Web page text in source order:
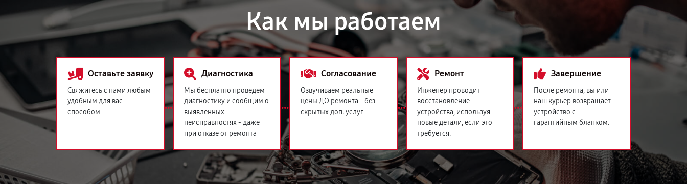
Как мы работаем
Оставьте заявку
Свяжитесь с нами любым
удобным для вас
способом
Диагностика
Мы бесплатно проведем
диагностику и сообщим о
выявленных
неисправностях - даже
при отказе от ремонта
Согласование
Озвучиваем реальные
цены ДО ремонта - без
скрытых доп. услуг
Ремонт
Инженер проводит
восстановление
устройства, используя
новые детали, если это
требуется.
Завершение
После ремонта, вы или
наш курьер возвращает
устройство с
гарантийным бланком.